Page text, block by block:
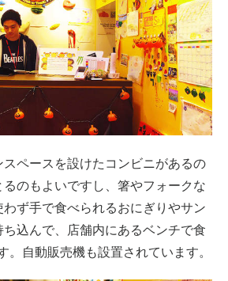
スペースを設けたコンビニがあるの
のもよいですし、箸やフォークな
ず手で食べられるおにぎりやサン
ち込んで、店舗内にあるベンチで食
。自動販売機も設置されています。